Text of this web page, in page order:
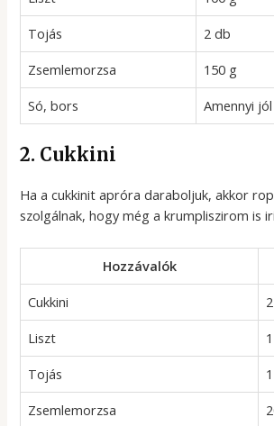
Tojás
2 db
Zsemlemorzsa
150 g
Só, bors
Amennyi
2. Cukkini
Ha a cukkinit apróra daraboljuk, akkor
szolgálnak, hogy még a krumpliszirom is
Hozzávalók
Cukkini
Liszt
Tojás
Zsemlemorzsa